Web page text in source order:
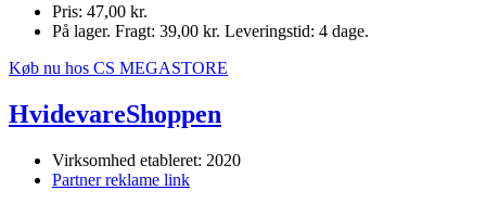
Pris: 47,00 kr.
På lager. Fragt: 39,00 kr. Leveringstid: 4 dage.
Køb nu hos CS MEGASTORE
HvidevareShoppen
Virksomhed etableret: 2020
Partner reklame link